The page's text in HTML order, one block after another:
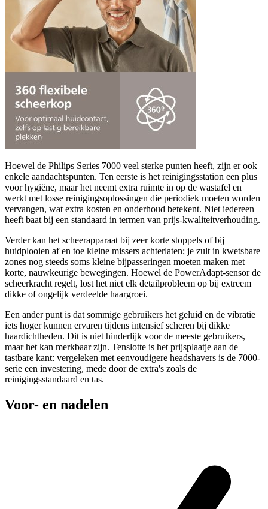
Hoewel de Philips Series 7000 veel sterke punten heeft, zijn er ook
enkele aandachtspunten. Ten eerste is het reinigingsstation een plus
voor hygiëne, maar het neemt extra ruimte in op de wastafel en
werkt met losse reinigingsoplossingen die periodiek moeten worden
vervangen, wat extra kosten en onderhoud betekent. Niet iedereen
heeft baat bij een standaard in termen van prijs-kwaliteitverhouding.
Verder kan het scheerapparaat bij zeer korte stoppels of bij
huidplooien af en toe kleine missers achterlaten; je zult in kwetsbare
zones nog steeds soms kleine bijpasseringen moeten maken met
korte, nauwkeurige bewegingen. Hoewel de PowerAdapt-sensor de
scheerkracht regelt, lost het niet elk detailprobleem op bij extreem
dikke of ongelijk verdeelde haargroei.
Een ander punt is dat sommige gebruikers het geluid en de vibratie
iets hoger kunnen ervaren tijdens intensief scheren bij dikke
haardichtheden. Dit is niet hinderlijk voor de meeste gebruikers,
maar het kan merkbaar zijn. Tenslotte is het prijsplaatje aan de
tastbare kant: vergeleken met eenvoudigere headshavers is de 7000-
serie een investering, mede door de extra's zoals de
reinigingsstandaard en tas.
Voor- en nadelen